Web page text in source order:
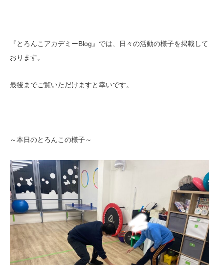
『とろんこアカデミーBlog』では、日々の活動の様子を掲載して
おります。
最後までご覧いただけますと幸いです。
～本日のとろんこの様子～